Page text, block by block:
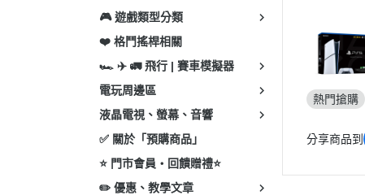
🎮 遊戲類型分類
❤️ 格鬥搖桿相關
🏎 ✈️ 🚛 飛行 | 賽車模擬器
電玩周邊區
液晶電視、螢幕、音響
✅ 關於「預購商品」
⭐ 門市會員・回饋贈禮⭐
✏️ 優惠、教學文章
熱門搶購
分享商品到